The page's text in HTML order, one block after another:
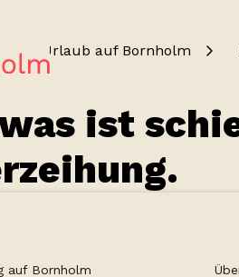
Urlaub auf Bornholm
ist
auf Bornholm